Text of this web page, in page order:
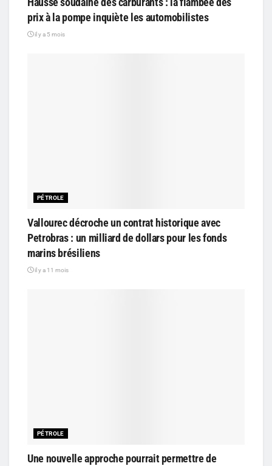
prix à la pompe inquiète les automobilistes
il y a 5 mois
PÉTROLE
Vallourec décroche un contrat historique avec
Petrobras : un milliard de dollars pour les fonds
marins brésiliens
il y a 11 mois
PÉTROLE
Une nouvelle approche pourrait permettre de